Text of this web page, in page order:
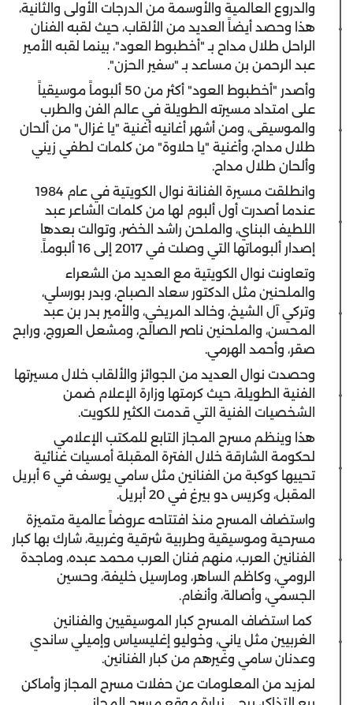
والدروع العالمية والأوسمة من الدرجات الأولى والثانية،
هذا وحصد أيضاً العديد من الألقاب، حيث لقبه الفنان
الراحل طلال مداح بـ "أخطبوط العود"، بينما لقبه الأمير
عبد الرحمن بن مساعد بـ "سفير الحزن".
وأصدر "أخطبوط العود" أكثر من 50 ألبوماً موسيقياً
على امتداد مسيرته الطويلة في عالم الفن والطرب
والموسيقى، ومن أشهر أغانيه أغنية "يا غزال" من ألحان
طلال مداح، وأغنية "يا حلاوة" من كلمات لطفي زيني
وألحان طلال مداح.
وانطلقت مسيرة الفنانة نوال الكويتية في عام 1984
عندما أصدرت أول ألبوم لها من كلمات الشاعر عبد
اللطيف البناي، والملحن راشد الخضر، وتوالت بعدها
إصدار ألبوماتها التي وصلت في 2017 إلى 16 ألبوماً.
وتعاونت نوال الكويتية مع العديد من الشعراء
والملحنين مثل الدكتور سعاد الصباح، وبدر بورسلي،
وتركي آل الشيخ، وخالد المريخي، والأمير بدر بن عبد
المحسن، والملحنين ناصر الصالح، ومشعل العروج، ورابح
صقر، وأحمد الهرمي.
وحصدت نوال العديد من الجوائز والألقاب خلال مسيرتها
الفنية الطويلة، حيث كرمتها وزارة الإعلام ضمن
الشخصيات الفنية التي قدمت الكثير للكويت.
هذا وينظم مسرح المجاز التابع للمكتب الإعلامي
لحكومة الشارقة خلال الفترة المقبلة أمسيات غنائية
تحييها كوكبة من الفنانين مثل سامي يوسف في 6 أبريل
المقبل، وكريس دو بيرغ في 20 أبريل.
واستضاف المسرح منذ افتتاحه عروضاً عالمية متميزة
مسرحية وموسيقية وطربية شرقية وغربية، شارك بها كبار
الفنانين العرب، منهم فنان العرب محمد عبده، وماجدة
الرومي، وكاظم الساهر، ومارسيل خليفة، وحسين
الجسمي، وأصالة، وأنغام.
كما استضاف المسرح كبار الموسيقيين والفنانين
الغربيين مثل ياني، وخوليو إغليسياس وإميلي ساندي
وعدنان سامي وغيرهم من كبار الفنانين.
لمزيد من المعلومات عن حفلات مسرح المجاز وأماكن